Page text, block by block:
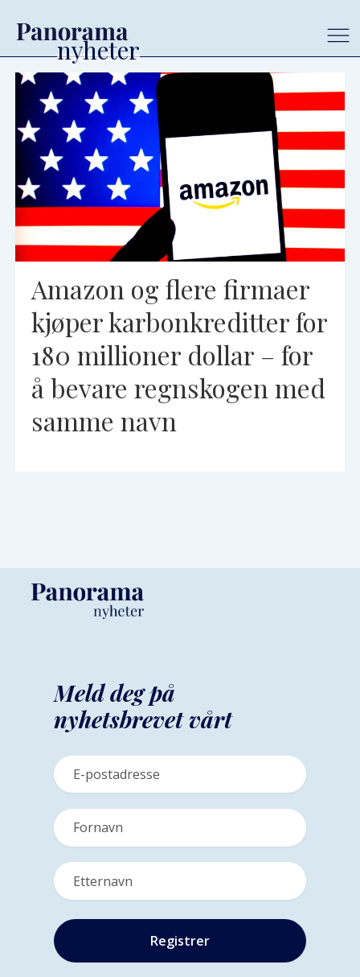
Tag:
amazon
Amazon og flere firmaer
kjøper karbonkreditter for
180 millioner dollar – for
å bevare regnskogen med
samme navn
Meld deg på
nyhetsbrevet vårt